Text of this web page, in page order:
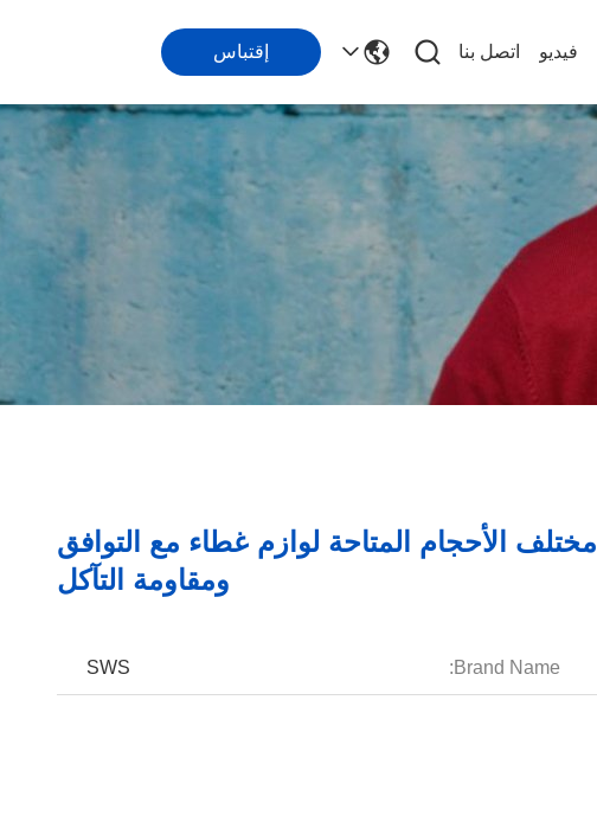
فيديو اتصل بنا إقتباس
مختلف الأحجام المتاحة لوازم غطاء مع التوافق
ومقاومة التآكل
Brand Name:
SWS